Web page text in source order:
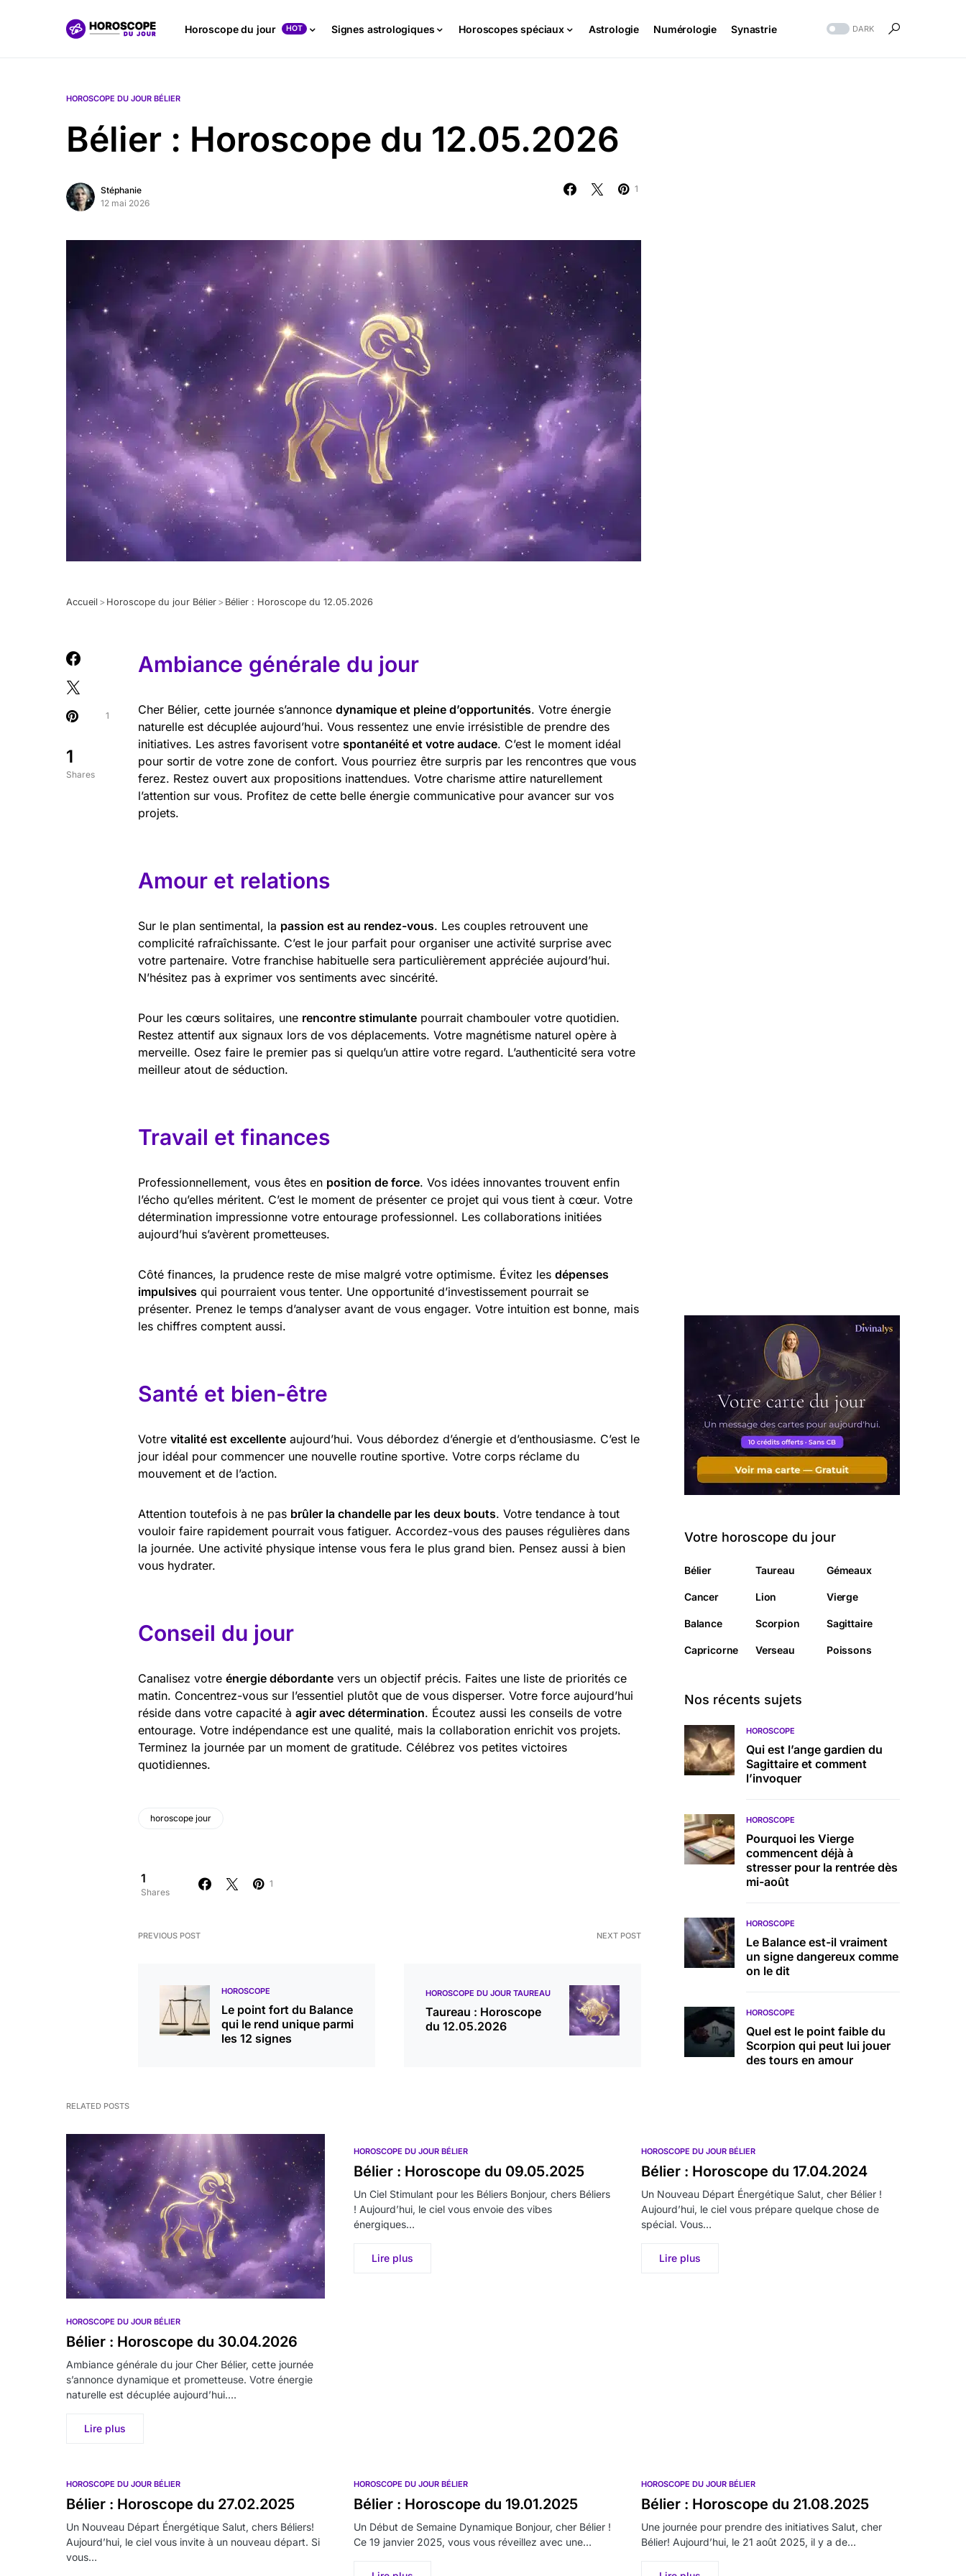
Horoscope du jour HOT Signes astrologiques Horoscopes spéciaux Astrologie Numérologie Synastrie DARK
HOROSCOPE DU JOUR BÉLIER
Bélier : Horoscope du 12.05.2026
Stéphanie
12 mai 2026
1
Accueil > Horoscope du jour Bélier > Bélier : Horoscope du 12.05.2026
1
Shares
1
Ambiance générale du jour
Cher Bélier, cette journée s’annonce dynamique et pleine d’opportunités. Votre énergie
naturelle est décuplée aujourd’hui. Vous ressentez une envie irrésistible de prendre des
initiatives. Les astres favorisent votre spontanéité et votre audace. C’est le moment idéal
pour sortir de votre zone de confort. Vous pourriez être surpris par les rencontres que vous
ferez. Restez ouvert aux propositions inattendues. Votre charisme attire naturellement
l’attention sur vous. Profitez de cette belle énergie communicative pour avancer sur vos
projets.
Amour et relations
Sur le plan sentimental, la passion est au rendez-vous. Les couples retrouvent une
complicité rafraîchissante. C’est le jour parfait pour organiser une activité surprise avec
votre partenaire. Votre franchise habituelle sera particulièrement appréciée aujourd’hui.
N’hésitez pas à exprimer vos sentiments avec sincérité.
Pour les cœurs solitaires, une rencontre stimulante pourrait chambouler votre quotidien.
Restez attentif aux signaux lors de vos déplacements. Votre magnétisme naturel opère à
merveille. Osez faire le premier pas si quelqu’un attire votre regard. L’authenticité sera votre
meilleur atout de séduction.
Travail et finances
Professionnellement, vous êtes en position de force. Vos idées innovantes trouvent enfin
l’écho qu’elles méritent. C’est le moment de présenter ce projet qui vous tient à cœur. Votre
détermination impressionne votre entourage professionnel. Les collaborations initiées
aujourd’hui s’avèrent prometteuses.
Côté finances, la prudence reste de mise malgré votre optimisme. Évitez les dépenses
impulsives qui pourraient vous tenter. Une opportunité d’investissement pourrait se
présenter. Prenez le temps d’analyser avant de vous engager. Votre intuition est bonne, mais
les chiffres comptent aussi.
Santé et bien-être
Votre vitalité est excellente aujourd’hui. Vous débordez d’énergie et d’enthousiasme. C’est le
jour idéal pour commencer une nouvelle routine sportive. Votre corps réclame du
mouvement et de l’action.
Attention toutefois à ne pas brûler la chandelle par les deux bouts. Votre tendance à tout
vouloir faire rapidement pourrait vous fatiguer. Accordez-vous des pauses régulières dans
la journée. Une activité physique intense vous fera le plus grand bien. Pensez aussi à bien
vous hydrater.
Conseil du jour
Canalisez votre énergie débordante vers un objectif précis. Faites une liste de priorités ce
matin. Concentrez-vous sur l’essentiel plutôt que de vous disperser. Votre force aujourd’hui
réside dans votre capacité à agir avec détermination. Écoutez aussi les conseils de votre
entourage. Votre indépendance est une qualité, mais la collaboration enrichit vos projets.
Terminez la journée par un moment de gratitude. Célébrez vos petites victoires
quotidiennes.
horoscope jour
1
Shares
1
PREVIOUS POST
HOROSCOPE
Le point fort du Balance
qui le rend unique parmi
les 12 signes
NEXT POST
HOROSCOPE DU JOUR TAUREAU
Taureau : Horoscope
du 12.05.2026
Votre horoscope du jour
Bélier Taureau Gémeaux
Cancer Lion Vierge
Balance Scorpion Sagittaire
Capricorne Verseau Poissons
Nos récents sujets
HOROSCOPE
Qui est l’ange gardien du
Sagittaire et comment
l’invoquer
HOROSCOPE
Pourquoi les Vierge
commencent déjà à
stresser pour la rentrée dès
mi-août
HOROSCOPE
Le Balance est-il vraiment
un signe dangereux comme
on le dit
HOROSCOPE
Quel est le point faible du
Scorpion qui peut lui jouer
des tours en amour
RELATED POSTS
HOROSCOPE DU JOUR BÉLIER
Bélier : Horoscope du 30.04.2026
Ambiance générale du jour Cher Bélier, cette journée
s’annonce dynamique et prometteuse. Votre énergie
naturelle est décuplée aujourd’hui.…
Lire plus
HOROSCOPE DU JOUR BÉLIER
Bélier : Horoscope du 09.05.2025
Un Ciel Stimulant pour les Béliers Bonjour, chers Béliers
! Aujourd’hui, le ciel vous envoie des vibes
énergiques…
Lire plus
HOROSCOPE DU JOUR BÉLIER
Bélier : Horoscope du 17.04.2024
Un Nouveau Départ Énergétique Salut, cher Bélier !
Aujourd’hui, le ciel vous prépare quelque chose de
spécial. Vous…
Lire plus
HOROSCOPE DU JOUR BÉLIER
Bélier : Horoscope du 27.02.2025
Un Nouveau Départ Énergétique Salut, chers Béliers!
Aujourd’hui, le ciel vous invite à un nouveau départ. Si
vous…
HOROSCOPE DU JOUR BÉLIER
Bélier : Horoscope du 19.01.2025
Un Début de Semaine Dynamique Bonjour, cher Bélier !
Ce 19 janvier 2025, vous vous réveillez avec une…
HOROSCOPE DU JOUR BÉLIER
Bélier : Horoscope du 21.08.2025
Une journée pour prendre des initiatives Salut, cher
Bélier! Aujourd’hui, le 21 août 2025, il y a de…